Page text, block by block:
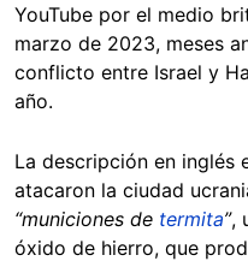
YouTube por el medio
marzo de 2023, meses
conflicto entre Israel y
año.
La descripción en inglés
atacaron la ciudad
“municiones de termita”,
óxido de hierro, que